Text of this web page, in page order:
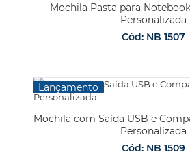
Mochila Pasta para
Personalizada
Cód: NB 1507
Lançamento
Mochila com Saída USB e
Personalizada
Cód: NB 1509